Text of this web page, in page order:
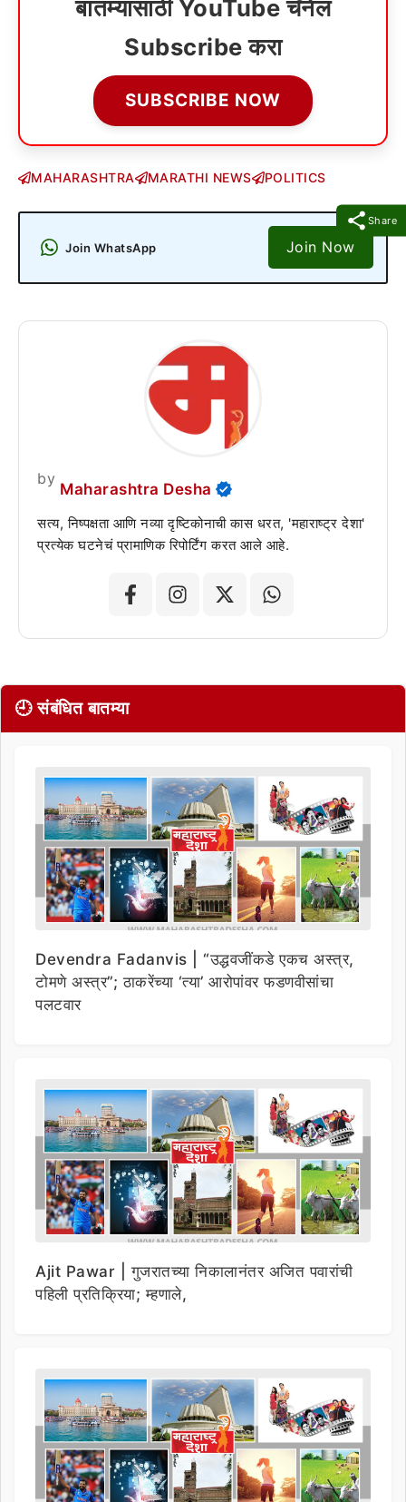
Share
बातम्यांसाठी YouTube चॅनेल
Subscribe करा
SUBSCRIBE NOW
MAHARASHTRA MARATHI NEWS POLITICS
Join WhatsApp Join Now
by
Maharashtra Desha
सत्य, निष्पक्षता आणि नव्या दृष्टिकोनाची कास धरत, 'महाराष्ट्र देशा'
प्रत्येक घटनेचं प्रामाणिक रिपोर्टिंग करत आले आहे.
🕘 संबंधित बातम्या
Devendra Fadanvis | “उद्धवजींकडे एकच अस्त्र,
टोमणे अस्त्र”; ठाकरेंच्या ‘त्या’ आरोपांवर फडणवीसांचा
पलटवार
Ajit Pawar | गुजरातच्या निकालानंतर अजित पवारांची
पहिली प्रतिक्रिया; म्हणाले,